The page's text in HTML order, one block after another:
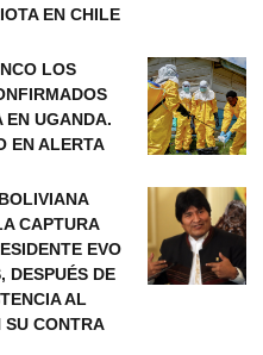
EN CHILE
LOS
EN UGANDA.
EN ALERTA
CAPTURA
EVO
DESPUÉS DE
AL
SU CONTRA